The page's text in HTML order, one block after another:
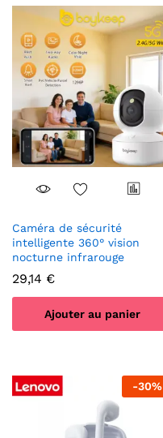
Caméra de sécurité
intelligente 360° vision
nocturne infrarouge
29,14 €
Ajouter au panier
-30%